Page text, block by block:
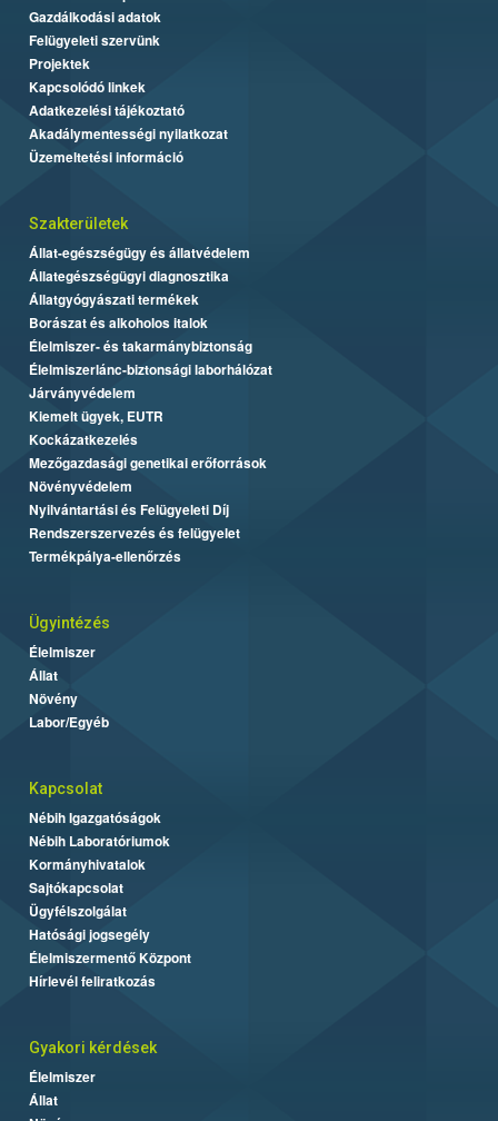
Gazdálkodási adatok
Felügyeleti szervünk
Projektek
Kapcsolódó linkek
Adatkezelési tájékoztató
Akadálymentességi nyilatkozat
Üzemeltetési információ
Szakterületek
Állat-egészségügy és állatvédelem
Állategészségügyi diagnosztika
Állatgyógyászati termékek
Borászat és alkoholos italok
Élelmiszer- és takarmánybiztonság
Élelmiszerlánc-biztonsági laborhálózat
Járványvédelem
Kiemelt ügyek, EUTR
Kockázatkezelés
Mezőgazdasági genetikai erőforrások
Növényvédelem
Nyilvántartási és Felügyeleti Díj
Rendszerszervezés és felügyelet
Termékpálya-ellenőrzés
Ügyintézés
Élelmiszer
Állat
Növény
Labor/Egyéb
Kapcsolat
Nébih Igazgatóságok
Nébih Laboratóriumok
Kormányhivatalok
Sajtókapcsolat
Ügyfélszolgálat
Hatósági jogsegély
Élelmiszermentő Központ
Hírlevél feliratkozás
Gyakori kérdések
Élelmiszer
Állat